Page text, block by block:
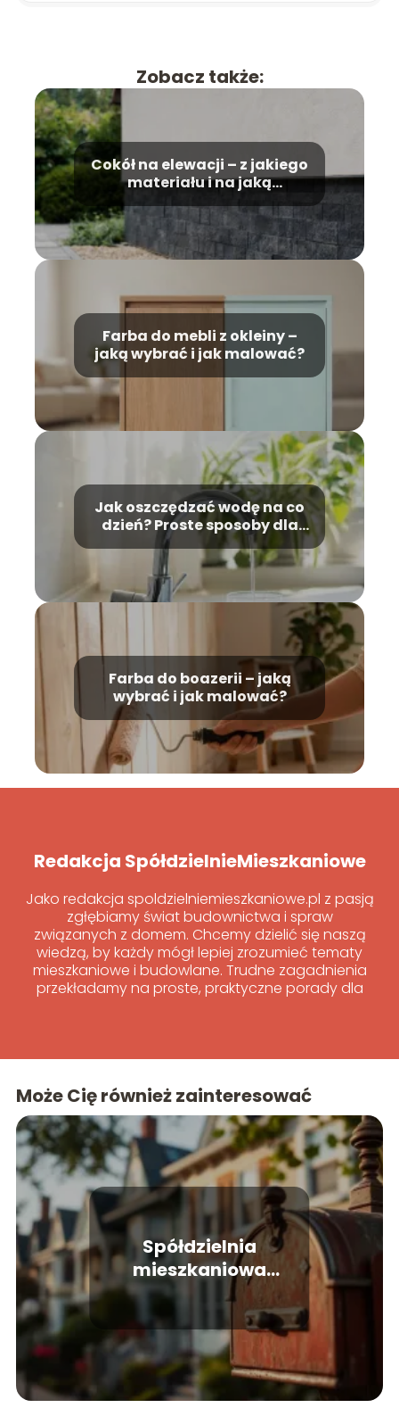
Zobacz także:
Cokół na elewacji – z jakiego
materiału i na jaką
Farba do mebli z okleiny –
jaką wybrać i jak malować?
Jak oszczędzać wodę na co
dzień? Proste sposoby dla
każdego
Farba do boazerii – jaką
wybrać i jak malować?
Redakcja SpółdzielnieMieszkaniowe
Jako redakcja spoldzielniemieszkaniowe.pl z pasją
zgłębiamy świat budownictwa i spraw
związanych z domem. Chcemy dzielić się naszą
wiedzą, by każdy mógł lepiej zrozumieć tematy
mieszkaniowe i budowlane. Trudne zagadnienia
przekładamy na proste, praktyczne porady dla
Może Cię również zainteresować
Spółdzielnia
mieszkaniowa
Lubartów: co warto
wiedzieć?